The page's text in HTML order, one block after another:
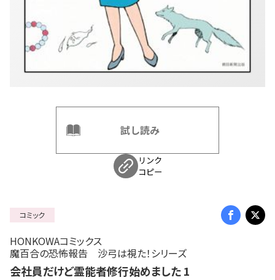
試し読み
リンク
コピー
コミック
HONKOWAコミックス
魔百合の恐怖報告 沙弓は視た！シリーズ
会社員だけど霊能者修行始めました 1